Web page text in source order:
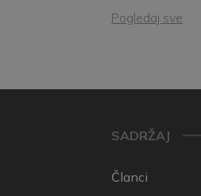
Pogledaj sve
SADRŽAJ
Članci